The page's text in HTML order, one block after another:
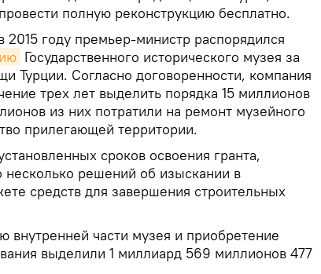
полную реконструкцию бесплатно.
году премьер-министр распорядился
Государственного исторического музея за
Турции. Согласно договоренности, компания
трех лет выделить порядка 15 миллионов
из них потратили на ремонт музейного
прилегающей территории.
сроков освоения гранта,
несколько решений об изыскании в
средств для завершения строительных
внутренней части музея и приобретение
выделили 1 миллиард 569 миллионов 477